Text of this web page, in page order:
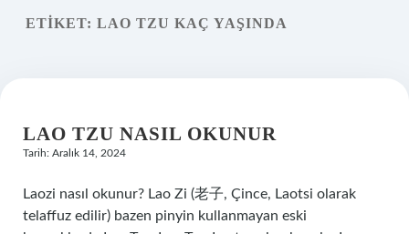
Yasal Uyarı
ETIKET: LAO TZU KAÇ YAŞINDA
LAO TZU NASIL OKUNUR
Tarih: Aralık 14, 2024
Laozi nasıl okunur? Lao Zi (老子, Çince, Laotsi olarak
telaffuz edilir) bazen pinyin kullanmayan eski